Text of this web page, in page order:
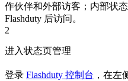
作伙伴和外部访客；内部状
Flashduty 后访问。
2
进入状态页管理
登录 Flashduty 控制台 ，在左